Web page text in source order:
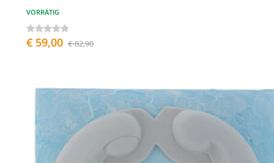
VORRÄTIG
€ 59,00 € 82,90